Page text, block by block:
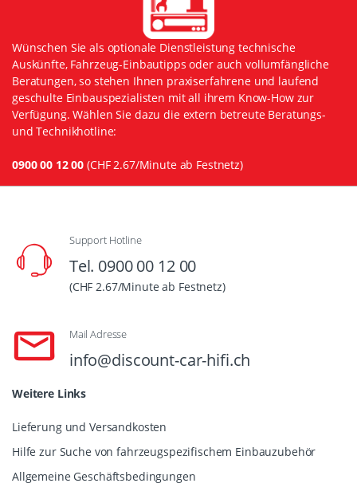
Wünschen Sie als optionale Dienstleistung technische
Auskünfte, Fahrzeug-Einbautipps oder auch vollumfängliche
Beratungen, so stehen Ihnen praxiserfahrene und laufend
geschulte Einbauspezialisten mit all ihrem Know-How zur
Verfügung. Wählen Sie dazu die extern betreute Beratungs-
und Technikhotline:
0900 00 12 00 (CHF 2.67/Minute ab Festnetz)
Support Hotline
Tel. 0900 00 12 00
(CHF 2.67/Minute ab Festnetz)
Mail Adresse
info@discount-car-hifi.ch
Weitere Links
Lieferung und Versandkosten
Hilfe zur Suche von fahrzeugspezifischem Einbauzubehör
Allgemeine Geschäftsbedingungen